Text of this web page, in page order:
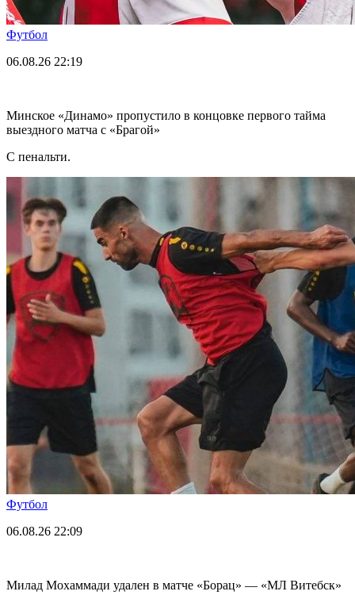
Футбол
06.08.26 22:19
Минское «Динамо» пропустило в концовке первого тайма
выездного матча с «Брагой»
С пенальти.
Футбол
06.08.26 22:09
Милад Мохаммади удален в матче «Борац» — «МЛ Витебск»